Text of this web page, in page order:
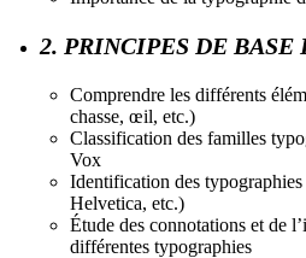
2. PRINCIPES DE BASE
Comprendre les différents
chasse, œil, etc.)
Classification des familles
Vox
Identification des
Helvetica, etc.)
Étude des connotations et de
différentes typographies